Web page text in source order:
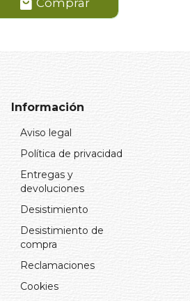
Información
Aviso legal
Política de privacidad
Entregas y
devoluciones
Desistimiento
Desistimiento de
compra
Reclamaciones
Cookies